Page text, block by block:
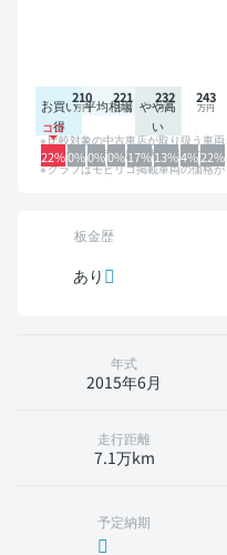
お買い
得
平均相場 やや高
い
22%0%0%0%17%13%4%22%
210 221 232 243
比較対象の中古車店が取り扱う車
るため、グラフは参考情報です。
グラフはモビリコ掲載車両の価格
板金歴
あり
年式
2015年6月
走行距離
7.1万km
予定納期